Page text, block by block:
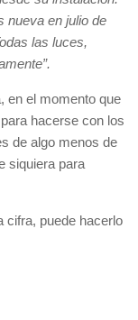
nueva en julio de
las luces,
en el momento que
hacerse con los
de algo menos de
siquiera para
cifra, puede hacerlo